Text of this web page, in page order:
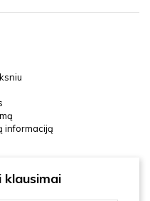
informaciją
klausimai